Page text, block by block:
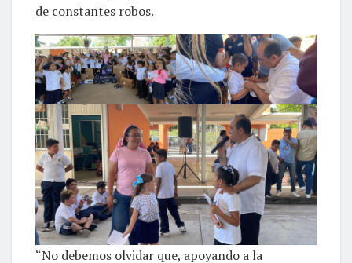
de constantes robos.
“No debemos olvidar que, apoyando a la